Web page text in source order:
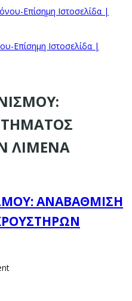
Επίσημη Ιστοσελίδα |
ΛΙΜΕΝΑ
ΑΝΑΒΑΘΜΙΣΗ